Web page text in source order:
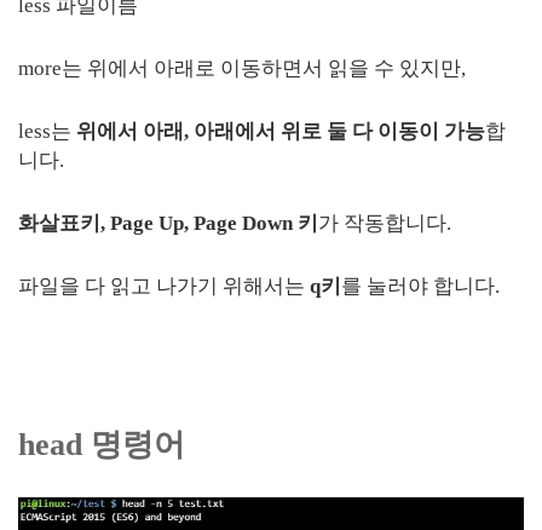
less 파일이름
more는 위에서 아래로 이동하면서 읽을 수 있지만,
less는 위에서 아래, 아래에서 위로 둘 다 이동이 가능합
니다.
화살표키, Page Up, Page Down 키 가 작동합니다.
파일을 다 읽고 나가기 위해서는 q키 를 눌러야 합니다.
head 명령어